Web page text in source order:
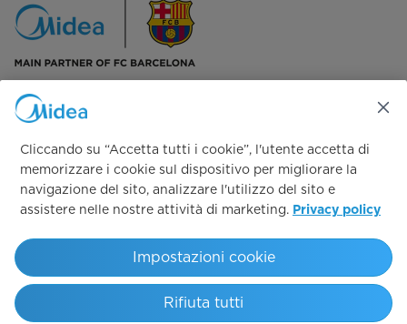
Seguici su:
Copyright 2026 Copyright Midea. All rights reserved.
Codice Etico & Modello 231 T&C Garanzia Convenzionale
Cliccando su “Accetta tutti i cookie”, l'utente accetta di
memorizzare i cookie sul dispositivo per migliorare la
navigazione del sito, analizzare l'utilizzo del sito e
assistere nelle nostre attività di marketing. Privacy policy
Rifiuta tutti
Impostazioni cookie